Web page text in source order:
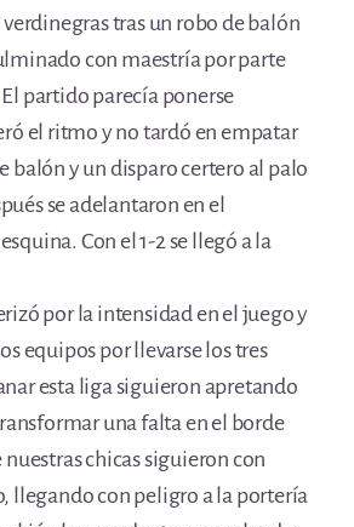
tras un robo de balón
con maestría por parte
El partido parecía ponerse
el ritmo y no tardó en empatar
balón y un disparo certero al palo
se adelantaron en el
Con el 1-2 se llegó a la
por la intensidad en el juego y
equipos por llevarse los tres
esta liga siguieron apretando
una falta en el borde
nuestras chicas siguieron con
llegando con peligro a la portería